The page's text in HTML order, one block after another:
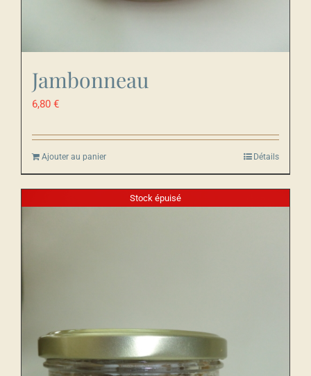
Jambonneau
6,80 €
Ajouter au panier Détails
Stock épuisé